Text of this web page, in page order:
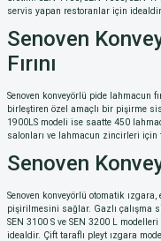
servis yapan restoranlar için idealdir.
Senoven
Fırını
Senoven konveyörlü pide lahmacun
birleştiren özel amaçlı bir pişirme
1900LS modeli ise saatte 450
salonları ve lahmacun zincirleri için
Senoven
Senoven konveyörlü otomatik
pişirilmesini sağlar. Gazlı çalışma
SEN 3100 S ve SEN 3200 L
idealdir. Çift taraflı pleyt ızgara